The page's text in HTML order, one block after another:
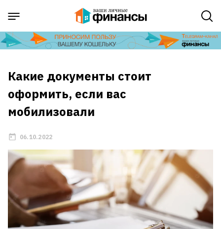
Какие документы стоит
оформить, если вас
мобилизовали
06.10.2022